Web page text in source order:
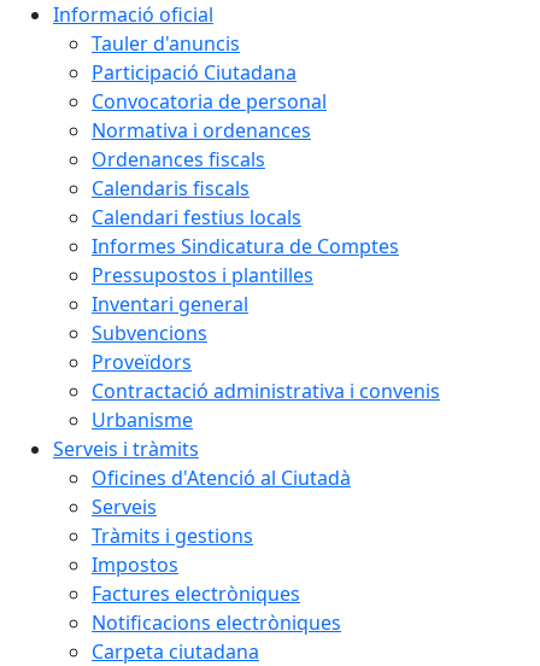
Informació oficial
Tauler d'anuncis
Participació Ciutadana
Convocatoria de personal
Normativa i ordenances
Ordenances fiscals
Calendaris fiscals
Calendari festius locals
Informes Sindicatura de Comptes
Pressupostos i plantilles
Inventari general
Subvencions
Proveïdors
Contractació administrativa i convenis
Urbanisme
Serveis i tràmits
Oficines d'Atenció al Ciutadà
Serveis
Tràmits i gestions
Impostos
Factures electròniques
Notificacions electròniques
Carpeta ciutadana